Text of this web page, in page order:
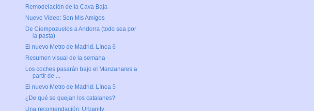
Remodelación de la Cava Baja
Nuevo Vídeo: Son Mis Amigos
De Ciempozuelos a Andorra (todo sea por
la pasta)
El nuevo Metro de Madrid. Línea 6
Resumen visual de la semana
Los coches pasarán bajo el Manzanares a
partir de ...
El nuevo Metro de Madrid. Línea 5
¿De qué se quejan los catalanes?
Una recomendación: Urbanity